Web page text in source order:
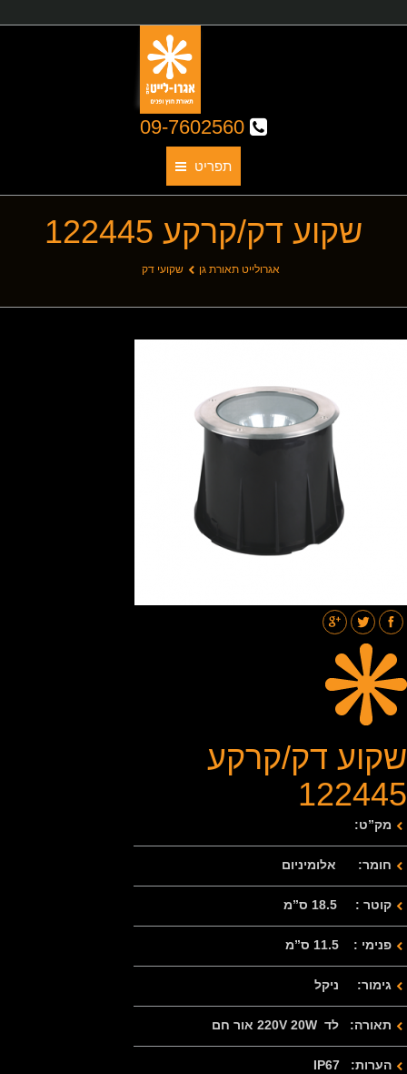
תפריט
תאורת גן
אודותינו
תאורת חוץ
תאורת רחובות
גלריות
שקוע דק/קרקע 122445
אגרולייט תאורת גן שקועי דק
שקוע דק/קרקע
122445
מק”ט:
חומר: אלומיניום
קוטר : 18.5 ס”מ
פנימי : 11.5 ס”מ
גימור: ניקל
תאורה: לד 220V 20W אור חם
הערות: IP67